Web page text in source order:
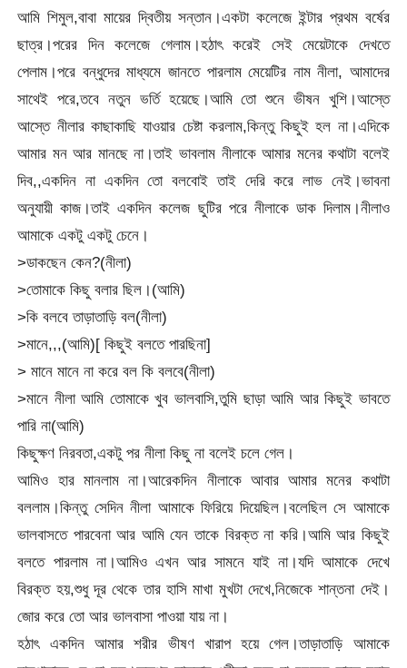
আমি শিমুল,বাবা মায়ের দ্বিতীয় সন্তান।একটা কলেজে ইন্টার প্রথম বর্ষের
ছাত্র।পরের দিন কলেজে গেলাম।হঠাৎ করেই সেই মেয়েটাকে দেখতে
পেলাম।পরে বন্ধুদের মাধ্যমে জানতে পারলাম মেয়েটির নাম নীলা, আমাদের
সাথেই পরে,তবে নতুন ভর্তি হয়েছে।আমি তো শুনে ভীষন খুশি।আস্তে
আস্তে নীলার কাছাকাছি যাওয়ার চেষ্টা করলাম,কিন্তু কিছুই হল না।এদিকে
আমার মন আর মানছে না।তাই ভাবলাম নীলাকে আমার মনের কথাটা বলেই
দিব,,একদিন না একদিন তো বলবোই তাই দেরি করে লাভ নেই।ভাবনা
অনুযায়ী কাজ।তাই একদিন কলেজ ছুটির পরে নীলাকে ডাক দিলাম।নীলাও
আমাকে একটু একটু চেনে।
>ডাকছেন কেন?(নীলা)
>তোমাকে কিছু বলার ছিল।(আমি)
>কি বলবে তাড়াতাড়ি বল(নীলা)
>মানে,,,(আমি)[ কিছুই বলতে পারছিনা]
> মানে মানে না করে বল কি বলবে(নীলা)
>মানে নীলা আমি তোমাকে খুব ভালবাসি,তুমি ছাড়া আমি আর কিছুই ভাবতে
পারি না(আমি)
কিছুক্ষণ নিরবতা,একটু পর নীলা কিছু না বলেই চলে গেল।
আমিও হার মানলাম না।আরেকদিন নীলাকে আবার আমার মনের কথাটা
বললাম।কিন্তু সেদিন নীলা আমাকে ফিরিয়ে দিয়েছিল।বলেছিল সে আমাকে
ভালবাসতে পারবেনা আর আমি যেন তাকে বিরক্ত না করি।আমি আর কিছুই
বলতে পারলাম না।আমিও এখন আর সামনে যাই না।যদি আমাকে দেখে
বিরক্ত হয়,শুধু দূর থেকে তার হাসি মাখা মুখটা দেখে,নিজেকে শান্তনা দেই।
জোর করে তো আর ভালবাসা পাওয়া যায় না।
হঠাৎ একদিন আমার শরীর ভীষণ খারাপ হয়ে গেল।তাড়াতাড়ি আমাকে